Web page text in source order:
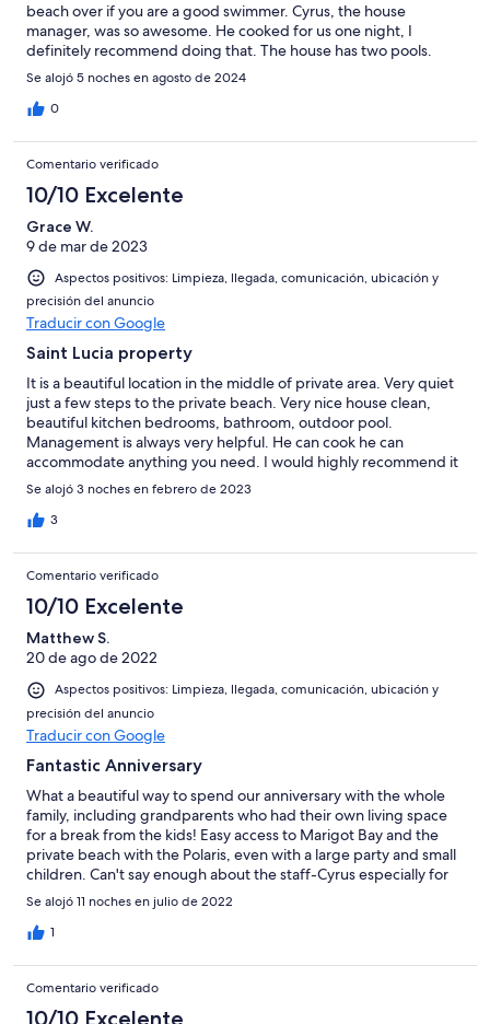
beach over if you are a good swimmer. Cyrus, the house
manager, was so awesome. He cooked for us one night, I
definitely recommend doing that. The house has two pools.
Would stay again!
Se alojó 5 noches en agosto de 2024
0
Comentario verificado
10/10 Excelente
Grace W.
9 de mar de 2023
Aspectos positivos: Limpieza, llegada, comunicación, ubicación y
precisión del anuncio
Traducir con Google
Saint Lucia property
It is a beautiful location in the middle of private area. Very quiet
just a few steps to the private beach. Very nice house clean,
beautiful kitchen bedrooms, bathroom, outdoor pool.
Management is always very helpful. He can cook he can
accommodate anything you need. I would highly recommend it
for everybody.
Se alojó 3 noches en febrero de 2023
3
Comentario verificado
10/10 Excelente
Matthew S.
20 de ago de 2022
Aspectos positivos: Limpieza, llegada, comunicación, ubicación y
precisión del anuncio
Traducir con Google
Fantastic Anniversary
What a beautiful way to spend our anniversary with the whole
family, including grandparents who had their own living space
for a break from the kids! Easy access to Marigot Bay and the
private beach with the Polaris, even with a large party and small
children. Can't say enough about the staff-Cyrus especially for
day-to-day needs and amazing meals! Thank you Debbie for
taking the time on the phone before our trip and checking in
during our stay! Matt and Paola
Se alojó 11 noches en julio de 2022
1
Comentario verificado
10/10 Excelente